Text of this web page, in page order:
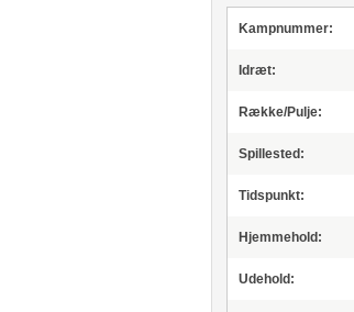
Kampnummer:
Idræt:
Række/Pulje:
Spillested:
Tidspunkt:
Hjemmehold:
Udehold: